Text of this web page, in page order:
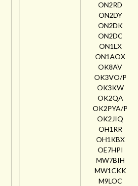
ON2RD
ON2DY
ON2DK
ON2DC
ON1LX
ON1AOX
OK8AV
OK3VO/P
OK3KW
OK2QA
OK2PYA/P
OK2JIQ
OH1RR
OH1KBX
OE7HPI
MW7BIH
MW1CKK
M9LOC